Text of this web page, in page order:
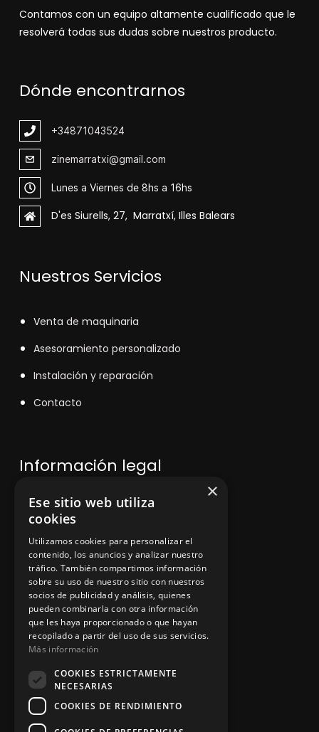
Contamos con un equipo altamente cualificado que le
resolverá todas sus dudas sobre nuestros producto.
Dónde encontrarnos
+34871043524
zinemarratxi@gmail.com
Lunes a Viernes de 8hs a 16hs
D'es Siurells, 27, Marratxí, Illes Balears
Nuestros Servicios
Venta de maquinaria
Asesoramiento personalizado
Instalación y reparación
Contacto
Información legal
Política de privacidad
Aviso legal
App Zine Hostelería
×
Ese sitio web utiliza
cookies
Utilizamos cookies para personalizar el
contenido, los anuncios y analizar nuestro
tráfico. También compartimos información
sobre su uso de nuestro sitio con nuestros
socios de publicidad y análisis, quienes
pueden combinarla con otra información
que les haya proporcionado o que hayan
recopilado a partir del uso de sus servicios.
Más información
COOKIES ESTRICTAMENTE
NECESARIAS
COOKIES DE RENDIMIENTO